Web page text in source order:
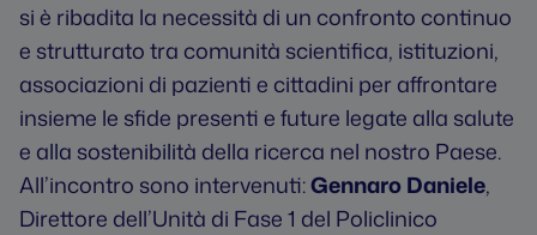
si è ribadita la necessità di un confronto continuo
e strutturato tra comunità scientifica, istituzioni,
associazioni di pazienti e cittadini per affrontare
insieme le sfide presenti e future legate alla salute
e alla sostenibilità della ricerca nel nostro Paese.
All’incontro sono intervenuti:Gennaro Daniele,
Direttore dell’Unità di Fase 1 del Policlinico